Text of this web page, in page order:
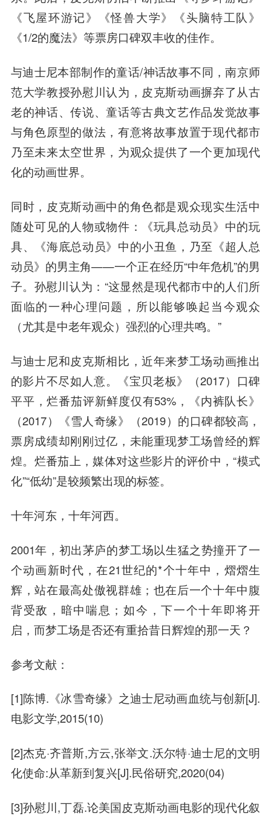
《飞屋环游记》《怪兽大学》《头脑特工队》
《1/2的魔法》等票房口碑双丰收的佳作。
与迪士尼本部制作的童话/神话故事不同，南京师
范大学教授孙慰川认为，皮克斯动画摒弃了从古
老的神话、传说、童话等古典文艺作品发觉故事
与角色原型的做法，有意将故事放置于现代都市
乃至未来太空世界，为观众提供了一个更加现代
化的动画世界。
同时，皮克斯动画中的角色都是观众现实生活中
随处可见的人物或物件：《玩具总动员》中的玩
具、《海底总动员》中的小丑鱼，乃至《超人总
动员》的男主角——一个正在经历“中年危机”的男
子。孙慰川认为：“这显然是现代都市中的人们所
面临的一种心理问题，所以能够唤起当今观众
（尤其是中老年观众）强烈的心理共鸣。”
与迪士尼和皮克斯相比，近年来梦工场动画推出
的影片不尽如人意。《宝贝老板》（2017）口碑
平平，烂番茄评新鲜度仅有53%，《内裤队长》
（2017）《雪人奇缘》（2019）的口碑都较高，
票房成绩却刚刚过亿，未能重现梦工场曾经的辉
煌。烂番茄上，媒体对这些影片的评价中，“模式
化”“低幼”是较频繁出现的标签。
十年河东，十年河西。
2001年，初出茅庐的梦工场以生猛之势撞开了一
个动画新时代，在21世纪的*个十年中，熠熠生
辉，站在最高处傲视群雄；也在后一个十年中腹
背受敌，暗中喘息；如今，下一个十年即将开
启，而梦工场是否还有重拾昔日辉煌的那一天？
参考文献：
[1]陈博.《冰雪奇缘》之迪士尼动画血统与创新[J].
电影文学,2015(10)
[2]杰克·齐普斯,方云,张举文.沃尔特·迪士尼的文明
化使命:从革新到复兴[J].民俗研究,2020(04)
[3]孙慰川,丁磊.论美国皮克斯动画电影的现代化叙